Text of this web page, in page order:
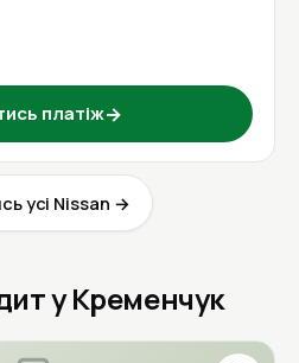
платіж→
усі Nissan →
у Кременчук